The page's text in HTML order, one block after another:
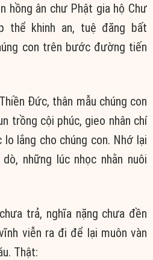
hồng ân chư Phật gia hộ Chư
thể khinh an, tuệ đăng bất
con trên bước đường tiến
Đức, thân mẫu chúng con
trồng cội phúc, gieo nhân chí
lắng cho chúng con. Nhớ lại
những lúc nhọc nhằn nuôi
trả, nghĩa nặng chưa đền
viễn ra đi để lại muôn vàn
Thật: